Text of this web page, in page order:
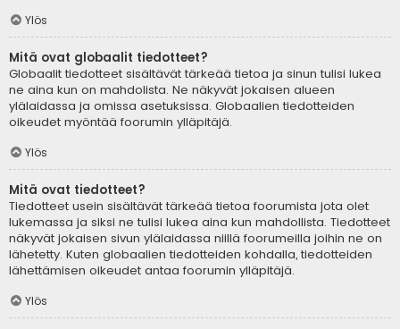
Ylös
Mitä ovat globaalit tiedotteet?
Globaalit tiedotteet sisältävät tärkeää tietoa ja sinun tulisi lukea
ne aina kun on mahdolista. Ne näkyvät jokaisen alueen
ylälaidassa ja omissa asetuksissa. Globaalien tiedotteiden
oikeudet myöntää foorumin ylläpitäjä.
Ylös
Mitä ovat tiedotteet?
Tiedotteet usein sisältävät tärkeää tietoa foorumista jota olet
lukemassa ja siksi ne tulisi lukea aina kun mahdollista. Tiedotteet
näkyvät jokaisen sivun ylälaidassa niillä foorumeilla joihin ne on
lähetetty. Kuten globaalien tiedotteiden kohdalla, tiedotteiden
lähettämisen oikeudet antaa foorumin ylläpitäjä.
Ylös